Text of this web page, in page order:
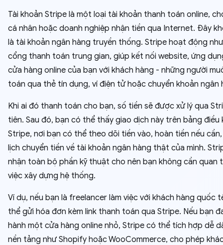
Tài khoản Stripe là một loại tài khoản thanh toán online,
cá nhân hoặc doanh nghiệp nhận tiền qua Internet. Đây
là tài khoản ngân hàng truyền thống. Stripe hoạt động
cổng thanh toán trung gian, giúp kết nối website, ứng
cửa hàng online của bạn với khách hàng - những người
toán qua thẻ tín dụng, ví điện tử hoặc chuyển khoản ngân
Khi ai đó thanh toán cho bạn, số tiền sẽ được xử lý qua
tiên. Sau đó, bạn có thể thấy giao dịch này trên bảng điều
Stripe, nơi bạn có thể theo dõi tiền vào, hoàn tiền nếu cần,
lịch chuyển tiền về tài khoản ngân hàng thật của mình.
nhận toàn bộ phần kỹ thuật cho nên bạn không cần quan
việc xây dựng hệ thống.
Ví dụ, nếu bạn là freelancer làm việc với khách hàng quốc
thể gửi hóa đơn kèm link thanh toán qua Stripe. Nếu bạn
hành một cửa hàng online nhỏ, Stripe có thể tích hợp dễ
nền tảng như Shopify hoặc WooCommerce, cho phép